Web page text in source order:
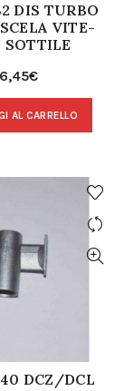
DIS TURBO
VITE-
SOTTILE
6,45€
AL CARRELLO
DCZ/DCL